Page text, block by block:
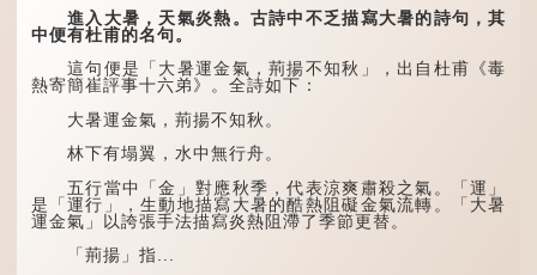
行。」意思是說，大暑時節
螢火蟲出生，土地濕熱，常
有大雨出現。
醫學上，「毳毛」是一
童時期長出的一種細小、不
易注意到卻又幾乎遍布全身
的毛髮。毳毛的密度因人而
進入大暑，天氣炎熱。古詩中不乏描寫大暑的詩句，其
中便有杜甫的名句。
這句便是「大暑運金氣，荊揚不知秋」，出自杜甫《毒
熱寄簡崔評事十六弟》。全詩如下：
大暑運金氣，荊揚不知秋。
林下有塌翼，水中無行舟。
五行當中「金」對應秋季，代表涼爽肅殺之氣。「運」
是「運行」，生動地描寫大暑的酷熱阻礙金氣流轉。「大暑
運金氣」以誇張手法描寫炎熱阻滯了季節更替。
「荊揚」指...